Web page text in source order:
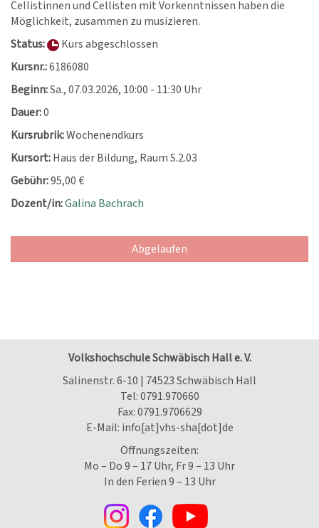
Cellistinnen und Cellisten mit Vorkenntnissen haben die
Möglichkeit, zusammen zu musizieren.
Status:
Kurs abgeschlossen
Kursnr.:6186080
Beginn:Sa., 07.03.2026, 10:00 - 11:30 Uhr
Dauer:0
Kursrubrik:Wochenendkurs
Kursort:Haus der Bildung, Raum S.2.03
Gebühr:95,00 €
Dozent/in:Galina Bachrach
Abgelaufen
Volkshochschule Schwäbisch Hall e. V.
Salinenstr. 6-10 | 74523 Schwäbisch Hall
Tel:0791.970660
Fax: 0791.9706629
E-Mail: info[at]vhs-sha[dot]de
Öffnungszeiten:
Mo – Do 9 – 17 Uhr, Fr 9 – 13 Uhr
In den Ferien 9 – 13 Uhr